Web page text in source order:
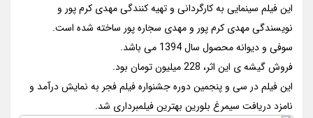
این فیلم سینمایی به کارگردانی و تهیه کنندگی مهدی کرم پور و
نویسندگی مهدی کرم پور و مهدی سجاره پور ساخته شده است.
سوفی و دیوانه محصول سال 1394 می باشد.
فروش گیشه ی این اثر، 228 میلیون تومان بود.
این فیلم در سی و پنجمین دوره جشنواره فیلم فجر به نمایش درآمد و
نامزد دریافت سیمرغ بلورین بهترین فیلمبرداری شد.